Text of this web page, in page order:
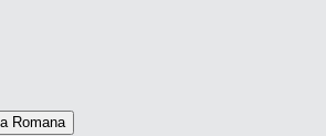
Romana